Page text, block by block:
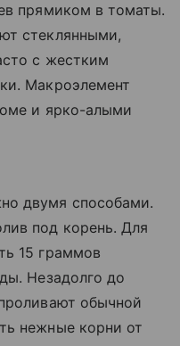
прямиком в томаты.
стеклянными,
с жестким
Макроэлемент
и ярко-алыми
двумя способами.
под корень. Для
15 граммов
Незадолго до
обычной
нежные корни от